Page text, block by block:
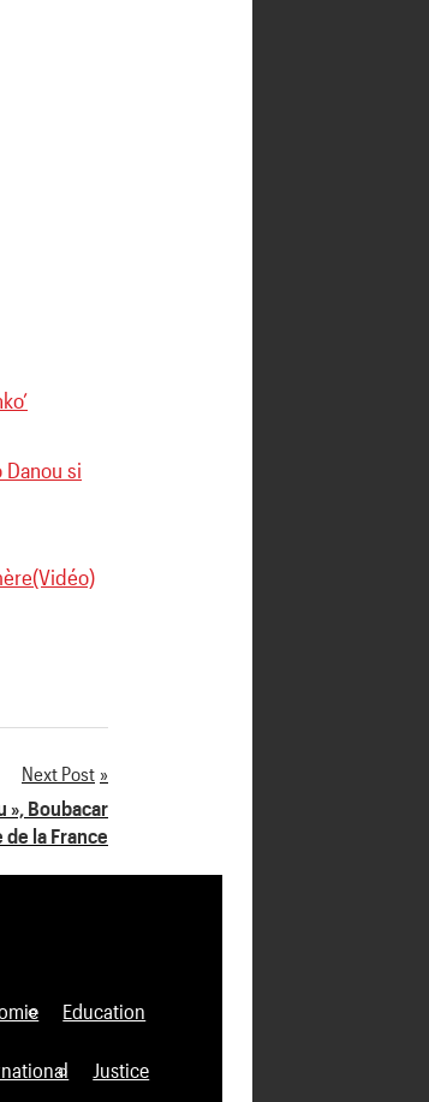
si
Next Post
», Boubacar
la France
Education
Justice